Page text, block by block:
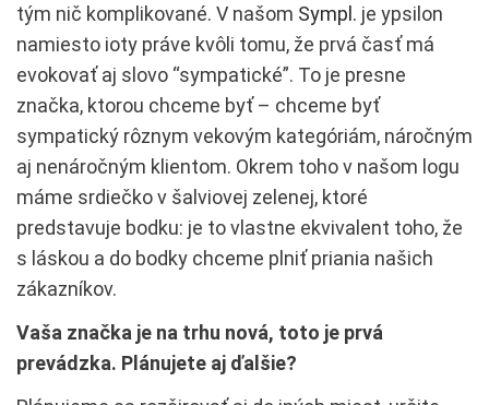
tým nič komplikované. V našom Sympl. je ypsilon
namiesto ioty práve kvôli tomu, že prvá časť má
evokovať aj slovo “sympatické”. To je presne
značka, ktorou chceme byť – chceme byť
sympatický rôznym vekovým kategóriám, náročným
aj nenáročným klientom. Okrem toho v našom logu
máme srdiečko v šalviovej zelenej, ktoré
predstavuje bodku: je to vlastne ekvivalent toho, že
s láskou a do bodky chceme plniť priania našich
zákazníkov.
Vaša značka je na trhu nová, toto je prvá
prevádzka. Plánujete aj ďalšie?